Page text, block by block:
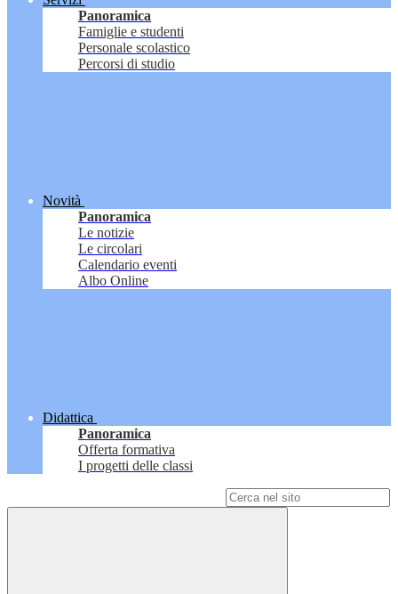
Panoramica
Famiglie e studenti
Personale scolastico
Percorsi di studio
Novità
Panoramica
Le notizie
Le circolari
Calendario eventi
Albo Online
Didattica
Panoramica
Offerta formativa
I progetti delle classi